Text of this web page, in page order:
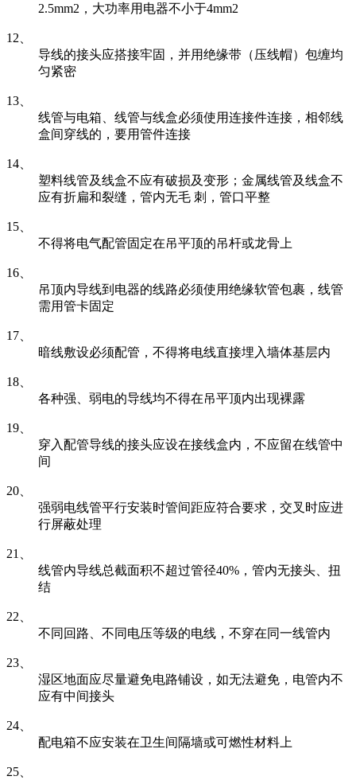
2.5mm2，大功率用电器不小于4mm2
12、
导线的接头应搭接牢固，并用绝缘带（压线帽）包缠均
匀紧密
13、
线管与电箱、线管与线盒必须使用连接件连接，相邻线
盒间穿线的，要用管件连接
14、
塑料线管及线盒不应有破损及变形；金属线管及线盒不
应有折扁和裂缝，管内无毛 刺，管口平整
15、
不得将电气配管固定在吊平顶的吊杆或龙骨上
16、
吊顶内导线到电器的线路必须使用绝缘软管包裹，线管
需用管卡固定
17、
暗线敷设必须配管，不得将电线直接埋入墙体基层内
18、
各种强、弱电的导线均不得在吊平顶内出现裸露
19、
穿入配管导线的接头应设在接线盒内，不应留在线管中
间
20、
强弱电线管平行安装时管间距应符合要求，交叉时应进
行屏蔽处理
21、
线管内导线总截面积不超过管径40%，管内无接头、扭
结
22、
不同回路、不同电压等级的电线，不穿在同一线管内
23、
湿区地面应尽量避免电路铺设，如无法避免，电管内不
应有中间接头
24、
配电箱不应安装在卫生间隔墙或可燃性材料上
25、